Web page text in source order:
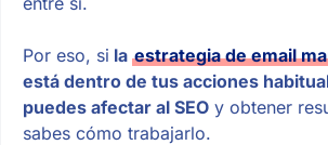
Por eso, si la estrategia de email
está dentro de tus acciones
puedes afectar al SEOy obtener
sabes cómo trabajarlo.